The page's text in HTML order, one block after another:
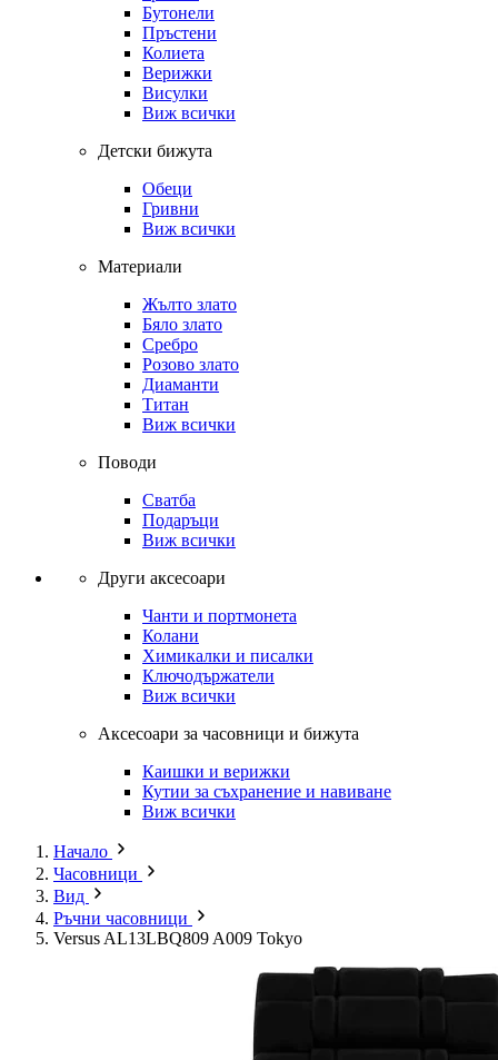
Бутонели
Пръстени
Колиета
Верижки
Висулки
Виж всички
Детски бижута
Обеци
Гривни
Виж всички
Материали
Жълто злато
Бяло злато
Сребро
Розово злато
Диаманти
Титан
Виж всички
Поводи
Сватба
Подаръци
Виж всички
Други аксесоари
Чанти и портмонета
Колани
Химикалки и писалки
Ключодържатели
Виж всички
Аксесоари за часовници и бижута
Каишки и верижки
Кутии за съхранение и навиване
Виж всички
Начало
Часовници
Вид
Ръчни часовници
Versus AL13LBQ809 A009 Tokyo